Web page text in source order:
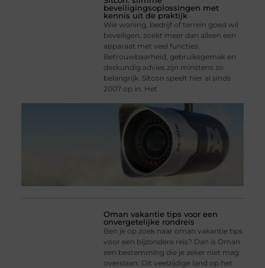
beveiligingsoplossingen met
kennis uit de praktijk
Wie woning, bedrijf of terrein goed wil
beveiligen, zoekt meer dan alleen een
apparaat met veel functies.
Betrouwbaarheid, gebruiksgemak en
deskundig advies zijn minstens zo
belangrijk. Sitcon speelt hier al sinds
2007 op in. Het
Oman vakantie tips voor een
onvergetelijke rondreis
Ben je op zoek naar oman vakantie tips
voor een bijzondere reis? Dan is Oman
een bestemming die je zeker niet mag
overslaan. Dit veelzijdige land op het